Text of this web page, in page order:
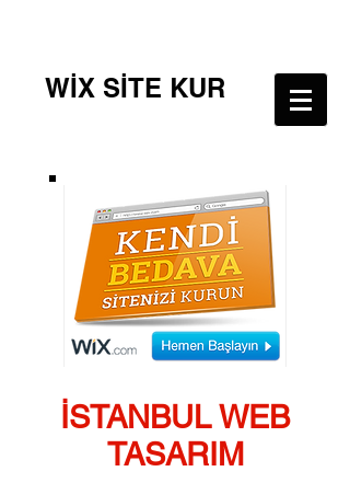
WİX SİTE KUR
İSTANBUL WEB
TASARIM